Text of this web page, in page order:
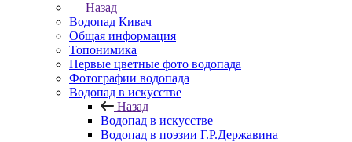
Назад
Водопад Кивач
Общая информация
Топонимика
Первые цветные фото водопада
Фотографии водопада
Водопад в искусстве
Назад
Водопад в искусстве
Водопад в поэзии Г.Р.Державина